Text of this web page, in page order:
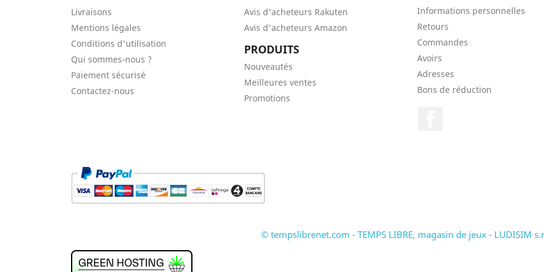
Livraisons
Mentions légales
Conditions d'utilisation
Qui sommes-nous ?
Paiement sécurisé
Contactez-nous
Avis d'acheteurs Rakuten
Avis d'acheteurs Amazon
PRODUITS
Nouveautés
Meilleures ventes
Promotions
Informations personnelles
Retours
Commandes
Avoirs
Adresses
Bons de réduction
© tempslibrenet.com - TEMPS LIBRE, magasin de jeux - LUDISIM